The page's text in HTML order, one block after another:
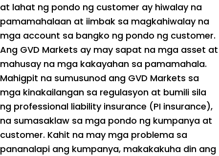
at lahat ng pondo ng customer ay hiwalay na
pamamahalaan at iimbak sa magkahiwalay na
mga account sa bangko ng pondo ng customer.
Ang GVD Markets ay may sapat na mga asset at
mahusay na mga kakayahan sa pamamahala.
Mahigpit na sumusunod ang GVD Markets sa
mga kinakailangan sa regulasyon at bumili sila
ng professional liability insurance (PI insurance),
na sumasaklaw sa mga pondo ng kumpanya at
customer. Kahit na may mga problema sa
pananalapi ang kumpanya, makakakuha din ang